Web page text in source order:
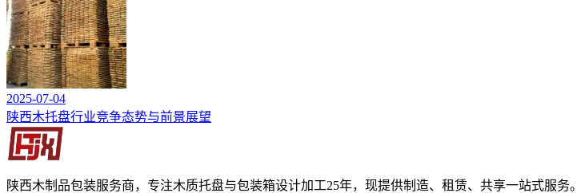
2025-07-04
陕西木托盘行业竞争态势与前景展望
陕西木制品包装服务商，专注木质托盘与包装箱设计加工25年，现提供制造、租赁、共享一站式服务。